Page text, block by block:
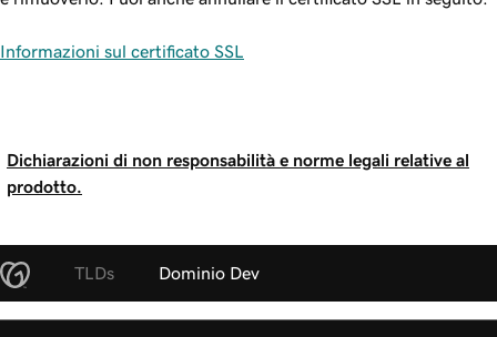
Informazioni sul certificato SSL
Dichiarazioni di non responsabilità e norme legali relative al
prodotto.
TLDs Dominio Dev